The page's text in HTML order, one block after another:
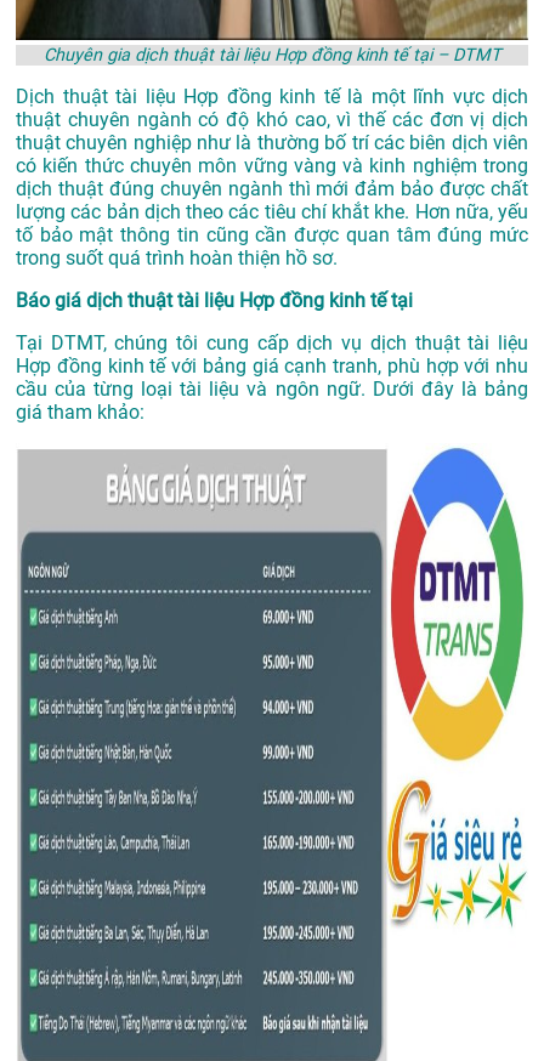
Chuyên gia dịch thuật tài liệu Hợp đồng kinh tế tại – DTMT
Dịch thuật tài liệu Hợp đồng kinh tế là một lĩnh vực dịch
thuật chuyên ngành có độ khó cao, vì thế các đơn vị dịch
thuật chuyên nghiệp như là thường bố trí các biên dịch viên
có kiến thức chuyên môn vững vàng và kinh nghiệm trong
dịch thuật đúng chuyên ngành thì mới đảm bảo được chất
lượng các bản dịch theo các tiêu chí khắt khe. Hơn nữa, yếu
tố bảo mật thông tin cũng cần được quan tâm đúng mức
trong suốt quá trình hoàn thiện hồ sơ.
Báo giá dịch thuật tài liệu Hợp đồng kinh tế tại
Tại DTMT, chúng tôi cung cấp dịch vụ dịch thuật tài liệu
Hợp đồng kinh tế với bảng giá cạnh tranh, phù hợp với nhu
cầu của từng loại tài liệu và ngôn ngữ. Dưới đây là bảng
giá tham khảo: